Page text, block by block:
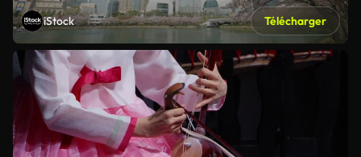
iStock Télécharger